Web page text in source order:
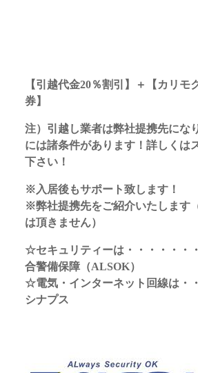
【引越代金20％割引】＋【カリモ
券】
注）引越し業者は弊社提携先にな
には諸条件があります！詳しくは
下さい！
※入居後もサポート致します！
※弊社提携先をご紹介いたします
は頂きません）
☆セキュリティーは・・・・・・
合警備保障（ALSOK）
☆電気・インターネット回線は・
シナプス